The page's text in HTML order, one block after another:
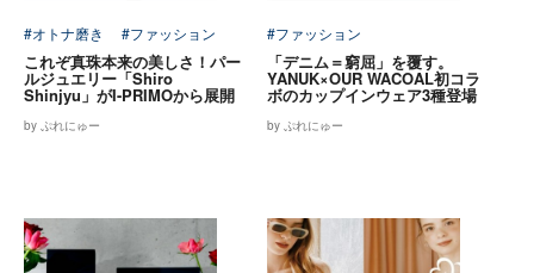
#オトナ磨き #ファッション
これぞ真珠本来の美しさ！パー
ルジュエリー「Shiro
Shinjyu」がI-PRIMOから展開
by ぷれにゅー
#ファッション
「デニム＝窮屈」を覆す。
YANUK×OUR WACOAL初コラ
ボのカップインウェア3種登場
by ぷれにゅー